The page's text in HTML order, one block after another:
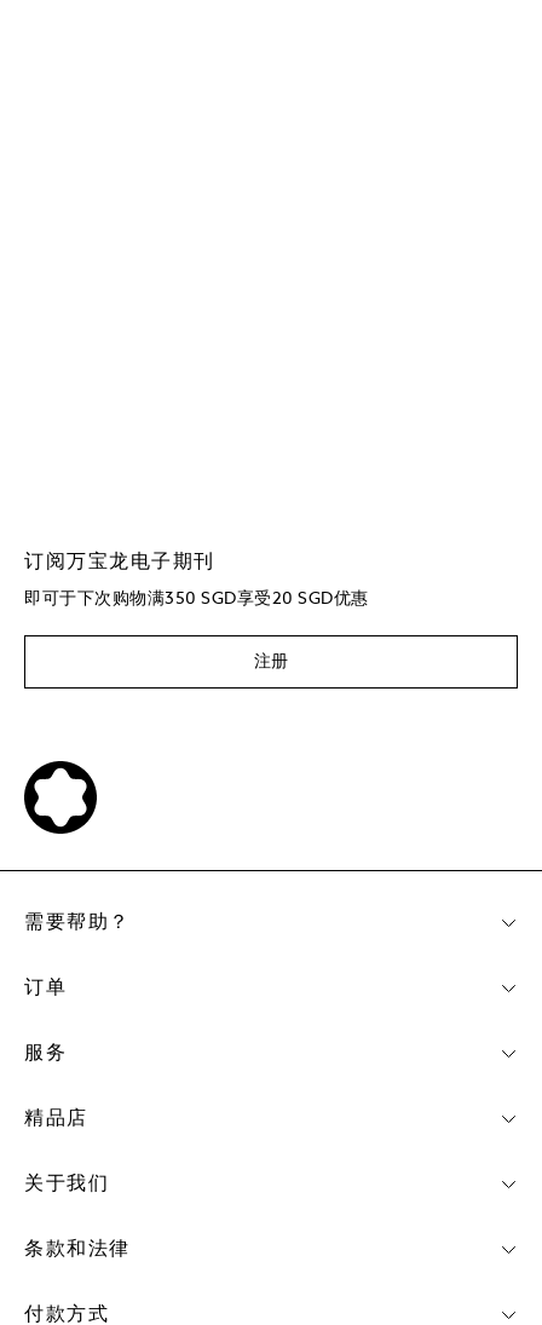
订阅万宝龙电子期刊
即可于下次购物满350 SGD享受20 SGD优惠
注册
付款方式
需要帮助？
订单
服务
精品店
关于我们
条款和法律